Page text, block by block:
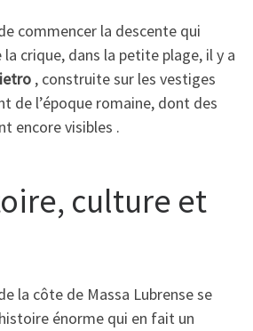
commencer la descente qui
crique, dans la petite plage, il y a
, construite sur les vestiges
de l’époque romaine, dont des
encore visibles .
culture et
la côte de Massa Lubrense se
énorme qui en fait un